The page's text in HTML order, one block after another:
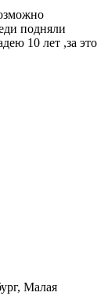
подняли
10 лет ,за это
Малая